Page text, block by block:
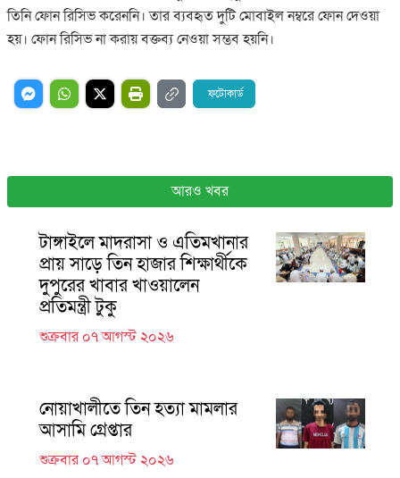
তিনি ফোন রিসিভ করেননি। তার ব্যবহৃত দুটি মোবাইল নম্বরে ফোন দেওয়া
হয়। ফোন রিসিভ না করায় বক্তব্য নেওয়া সম্ভব হয়নি।
ফটোকার্ড
আরও খবর
টাঙ্গাইলে মাদরাসা ও এতিমখানার
প্রায় সাড়ে তিন হাজার শিক্ষার্থীকে
দুপুরের খাবার খাওয়ালেন
প্রতিমন্ত্রী টুকু
শুক্রবার ০৭ আগস্ট ২০২৬
নোয়াখালীতে তিন হত্যা মামলার
আসামি গ্রেপ্তার
শুক্রবার ০৭ আগস্ট ২০২৬